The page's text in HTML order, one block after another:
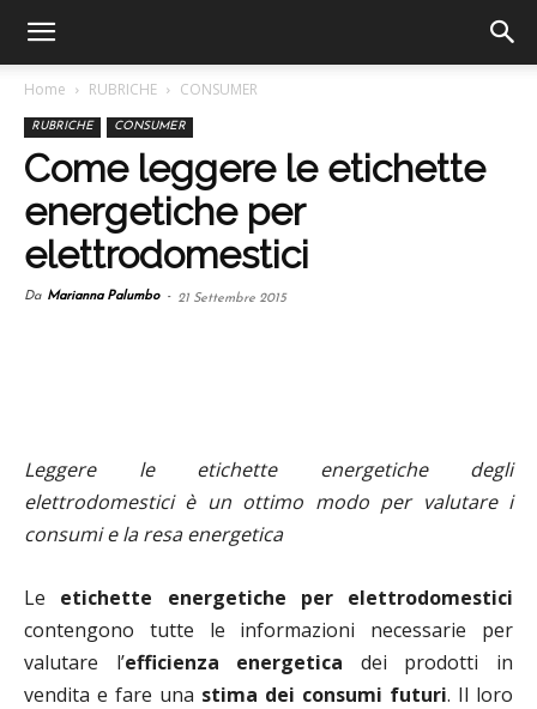
Home RUBRICHE CONSUMER
RUBRICHE CONSUMER
Come leggere le etichette
energetiche per
elettrodomestici
Da Marianna Palumbo - 21 Settembre 2015
Leggere le etichette energetiche degli
elettrodomestici è un ottimo modo per valutare i
consumi e la resa energetica
Le etichette energetiche per elettrodomestici
contengono tutte le informazioni necessarie per
valutare l’efficienza energetica dei prodotti in
vendita e fare una stima dei consumi futuri. Il loro